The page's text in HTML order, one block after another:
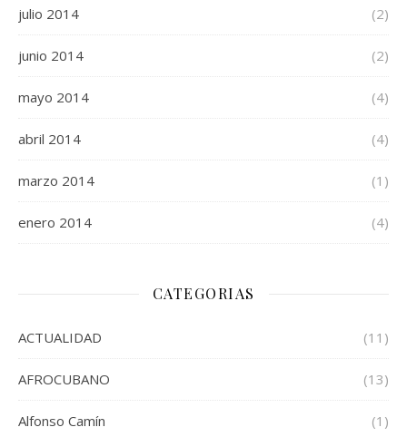
julio 2014 (2)
junio 2014 (2)
mayo 2014 (4)
abril 2014 (4)
marzo 2014 (1)
enero 2014 (4)
CATEGORIAS
ACTUALIDAD (11)
AFROCUBANO (13)
Alfonso Camín (1)